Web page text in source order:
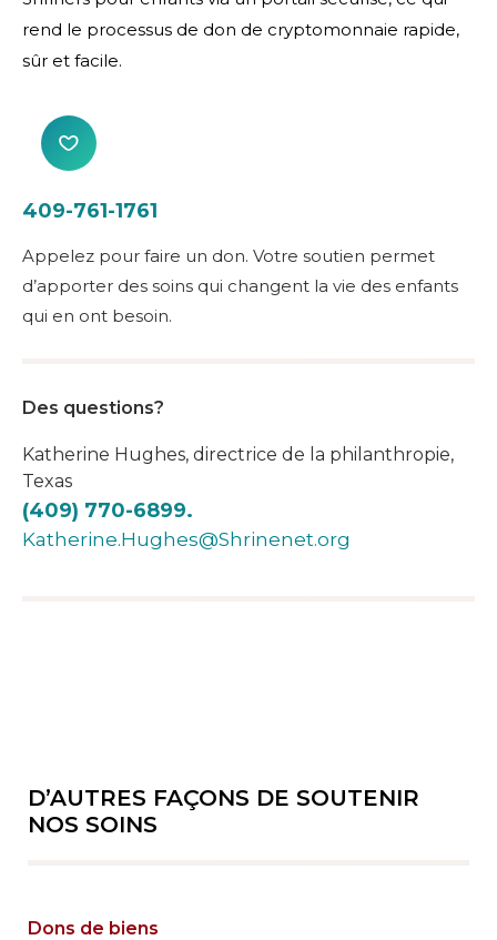
rend le processus de don de cryptomonnaie rapide,
sûr et facile.
409-761-1761
Appelez pour faire un don. Votre soutien permet
d’apporter des soins qui changent la vie des enfants
qui en ont besoin.
Des questions?
Katherine Hughes, directrice de la philanthropie,
Texas
(409) 770-6899.
Katherine.Hughes@Shrinenet.org
D’AUTRES FAÇONS DE SOUTENIR
NOS SOINS
Dons de biens